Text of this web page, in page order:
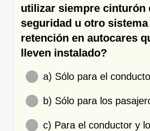
utilizar siempre cinturón
seguridad u otro sistema
retención en autocares
lleven instalado?
a) Sólo para el
b) Sólo para los
c) Para el conductor y